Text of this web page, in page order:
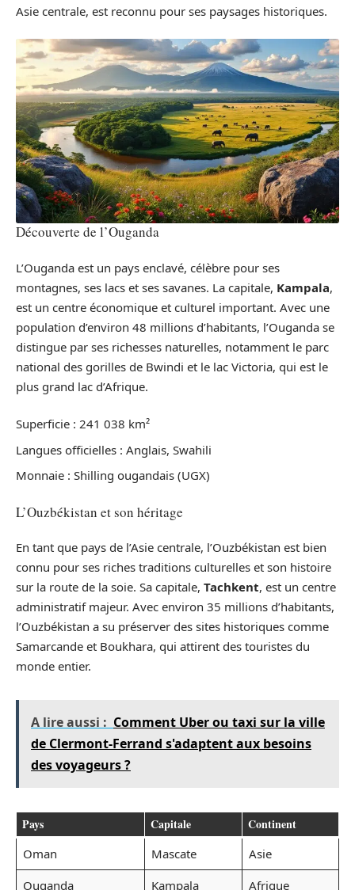
Asie centrale, est reconnu pour ses paysages historiques.
Découverte de l’Ouganda
L’Ouganda est un pays enclavé, célèbre pour ses
montagnes, ses lacs et ses savanes. La capitale, Kampala,
est un centre économique et culturel important. Avec une
population d’environ 48 millions d’habitants, l’Ouganda se
distingue par ses richesses naturelles, notamment le parc
national des gorilles de Bwindi et le lac Victoria, qui est le
plus grand lac d’Afrique.
Superficie : 241 038 km²
Langues officielles : Anglais, Swahili
Monnaie : Shilling ougandais (UGX)
L’Ouzbékistan et son héritage
En tant que pays de l’Asie centrale, l’Ouzbékistan est bien
connu pour ses riches traditions culturelles et son histoire
sur la route de la soie. Sa capitale, Tachkent, est un centre
administratif majeur. Avec environ 35 millions d’habitants,
l’Ouzbékistan a su préserver des sites historiques comme
Samarcande et Boukhara, qui attirent des touristes du
monde entier.
A lire aussi : Comment Uber ou taxi sur la ville
de Clermont-Ferrand s'adaptent aux besoins
des voyageurs ?
Pays Capitale Continent
Oman Mascate
Asie
Ouganda
Kampala Afrique